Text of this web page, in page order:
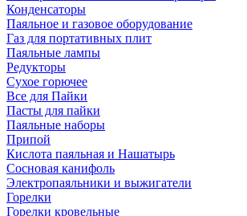
Конденсаторы
Паяльное и газовое оборудование
Газ для портативных плит
Паяльные лампы
Редукторы
Сухое горючее
Все для Пайки
Пасты для пайки
Паяльные наборы
Припой
Кислота паяльная и Нашатырь
Сосновая канифоль
Электропаяльники и выжигатели
Горелки
Горелки кровельные